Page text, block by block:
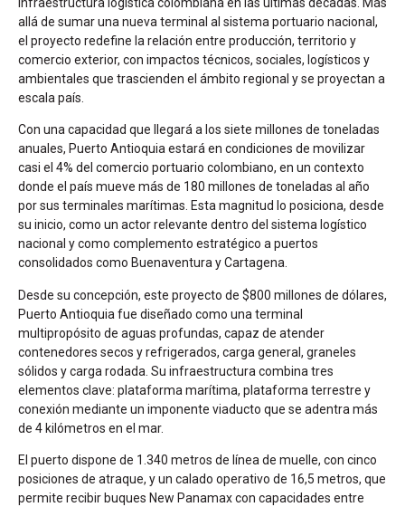
allá de sumar una nueva terminal al sistema portuario nacional,
el proyecto redefine la relación entre producción, territorio y
comercio exterior, con impactos técnicos, sociales, logísticos y
ambientales que trascienden el ámbito regional y se proyectan a
escala país.
Con una capacidad que llegará a los siete millones de toneladas
anuales, Puerto Antioquia estará en condiciones de movilizar
casi el 4% del comercio portuario colombiano, en un contexto
donde el país mueve más de 180 millones de toneladas al año
por sus terminales marítimas. Esta magnitud lo posiciona, desde
su inicio, como un actor relevante dentro del sistema logístico
nacional y como complemento estratégico a puertos
consolidados como Buenaventura y Cartagena.
Desde su concepción, este proyecto de $800 millones de dólares,
Puerto Antioquia fue diseñado como una terminal
multipropósito de aguas profundas, capaz de atender
contenedores secos y refrigerados, carga general, graneles
sólidos y carga rodada. Su infraestructura combina tres
elementos clave: plataforma marítima, plataforma terrestre y
conexión mediante un imponente viaducto que se adentra más
de 4 kilómetros en el mar.
El puerto dispone de 1.340 metros de línea de muelle, con cinco
posiciones de atraque, y un calado operativo de 16,5 metros, que
permite recibir buques New Panamax con capacidades entre